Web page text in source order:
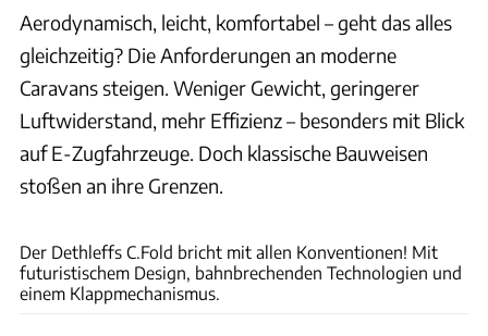
Aerodynamisch, leicht, komfortabel – geht das alles
gleichzeitig? Die Anforderungen an moderne
Caravans steigen. Weniger Gewicht, geringerer
Luftwiderstand, mehr Effizienz – besonders mit Blick
auf E-Zugfahrzeuge. Doch klassische Bauweisen
stoßen an ihre Grenzen.
Der Dethleffs C.Fold bricht mit allen Konventionen! Mit
futuristischem Design, bahnbrechenden Technologien und
einem Klappmechanismus.